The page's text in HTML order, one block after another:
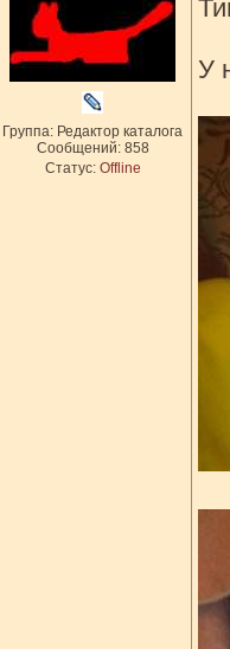
Группа: Редактор каталога
Сообщений: 858
Статус: Offline
У